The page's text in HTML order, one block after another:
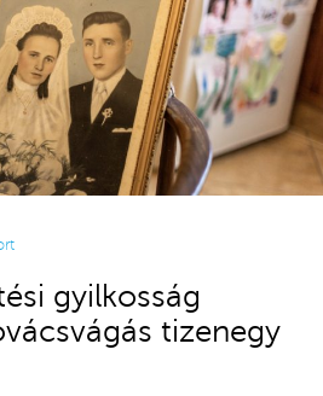
gyilkosság
tizenegy